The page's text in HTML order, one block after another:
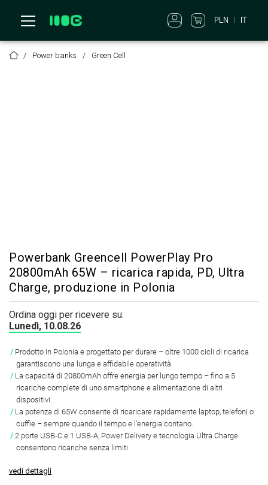
PLN IT
Power banks Green Cell
Powerbank Greencell PowerPlay Pro
20800mAh 65W – ricarica rapida, PD, Ultra
Charge, produzione in Polonia
Ordina oggi per ricevere su:
Lunedì, 10.08.26
Prodotto in Polonia e progettato per durare – oltre 1000 cicli di ricarica
garantiscono una lunga e affidabile operatività.
La capacità di 20800mAh offre energia per lungo tempo – fino a 5
ricariche complete di uno smartphone e alimentazione di altri
dispositivi.
La potenza di 65W consente di ricaricare rapidamente laptop, telefoni o
cuffie – sempre quando il tempo e l'energia contano.
2 porte USB-C e 1 USB-A, Power Delivery e tecnologia Ultra Charge
consentono ricariche senza limiti.
vedi dettagli